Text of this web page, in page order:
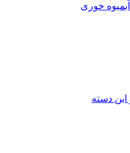
خوری
این دسته